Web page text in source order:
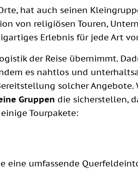
hat auch seinen
von religiösen Touren,
Erlebnis für jede Art
der Reise übernimmt.
es nahtlos und
solcher Angebote.
Gruppen die sicherstellen,
Tourpakete:
eine umfassende